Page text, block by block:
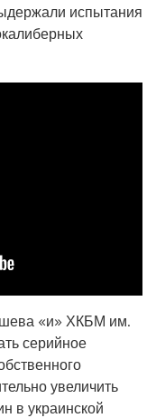
испытания
«и» ХКБМ им.
серийное
увеличить
в украинской